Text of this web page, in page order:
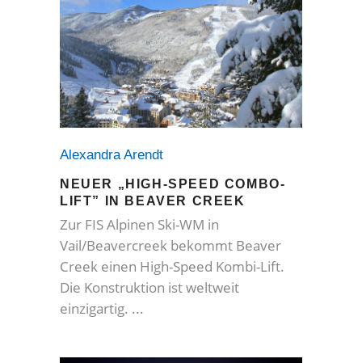
Alexandra Arendt
NEUER „HIGH-SPEED COMBO-
LIFT” IN BEAVER CREEK
Zur FIS Alpinen Ski-WM in
Vail/Beavercreek bekommt Beaver
Creek einen High-Speed Kombi-Lift.
Die Konstruktion ist weltweit
einzigartig.